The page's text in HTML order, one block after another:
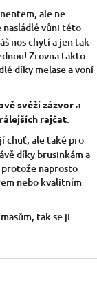
ale ne
nasládlé vůni této
nos chytí a jen tak
Zrovna takto
díky melase a voní
svěží zázvora
rajčat.
chuť, ale také pro
díky brusinkám a
naprosto
nebo kvalitním
tak se ji